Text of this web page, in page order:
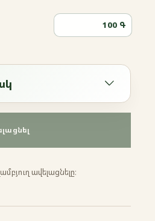
Գ
ավելացնելը։